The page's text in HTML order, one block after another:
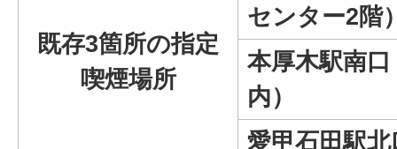
既存3箇所の指定
喫煙場所
センター2階
本厚木駅南
内）
愛甲石田駅北